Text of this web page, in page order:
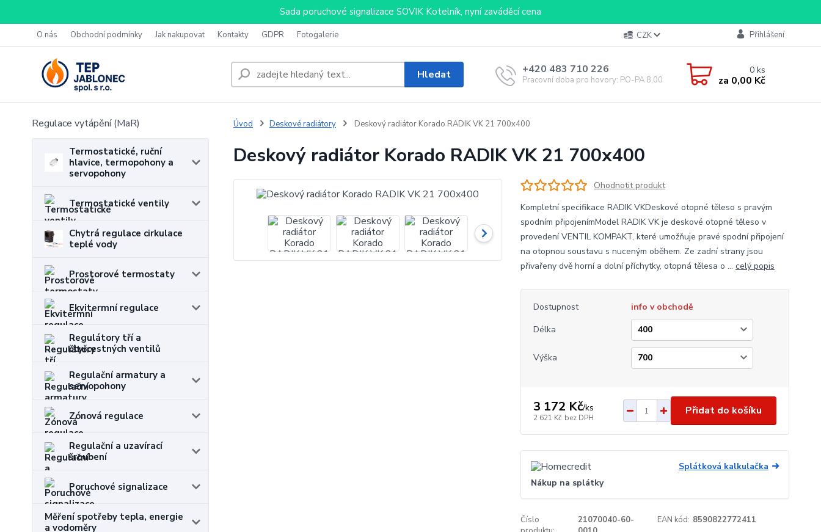
Sada poruchové signalizace SOVIK Kotelník, nyní zaváděcí cena
O nás Obchodní podmínky Jak nakupovat Kontakty GDPR Fotogalerie CZK Přihlášení
Hledat +420 483 710 226
Pracovní doba pro hovory: PO-PA 8,00-16,00
0ks
za 0,00 Kč
Regulace vytápění (MaR)
Termostatické, ruční
hlavice, termopohony a
servopohony
Termostatické ventily
Chytrá regulace cirkulace
teplé vody
Prostorové termostaty
Ekvitermní regulace
Regulátory tří a
čtyřcestných ventilů
Regulační armatury a
servopohony
Zónová regulace
Regulační a uzavírací
šroubení
Poruchové signalizace
Měření spotřeby tepla, energie
a vodoměry
Úvod Deskové radiátory Deskový radiátor Korado RADIK VK 21 700x400
Deskový radiátor Korado RADIK VK 21 700x400
Ohodnotit produkt
Kompletní specifikace RADIK VKDeskové otopné těleso s pravým
spodním připojenímModel RADIK VK je deskové otopné těleso v
provedení VENTIL KOMPAKT, které umožňuje pravé spodní připojení
na otopnou soustavu s nuceným oběhem. Ze zadní strany jsou
přivařeny dvě horní a dolní příchytky, otopná tělesa o ... celý popis
Dostupnost
info v obchodě
Délka
Výška
3 172 Kč/ks
2 621 Kč bez DPH
Přidat do košíku
Splátková kalkulačka
Nákup na splátky
Číslo
21070040-60-
EAN kód: 8590822772411